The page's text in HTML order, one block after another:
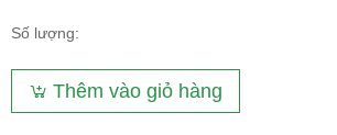
Số lượng:
Thêm vào giỏ hàng